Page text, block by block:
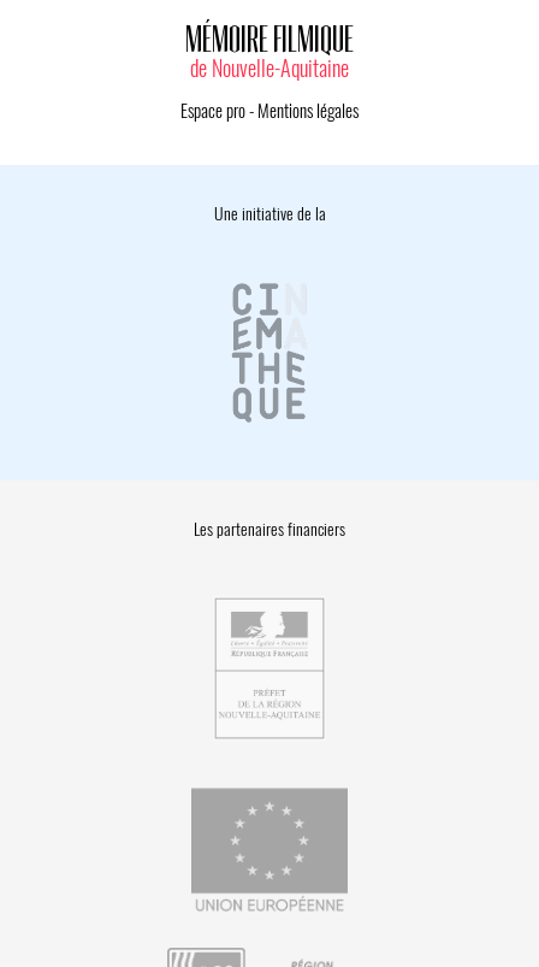
MÉMOIRE FILMIQUE
de Nouvelle-Aquitaine
Espace pro- Mentions légales
Une initiative de la
Les partenaires financiers